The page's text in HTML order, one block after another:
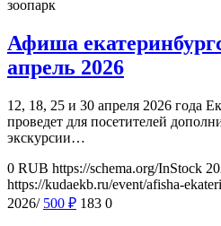
зоопарк
Афиша
апрель 2026
12, 18, 25 и 30 апреля 2026 года
проведет для посетителей
экскурсии…
0 RUB https://schema.org/InStock
https://kudaekb.ru/event/afisha-
2026/ 500 ₽ 183 0